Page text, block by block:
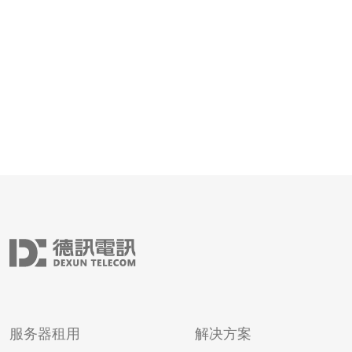
服务器租用 解决方案